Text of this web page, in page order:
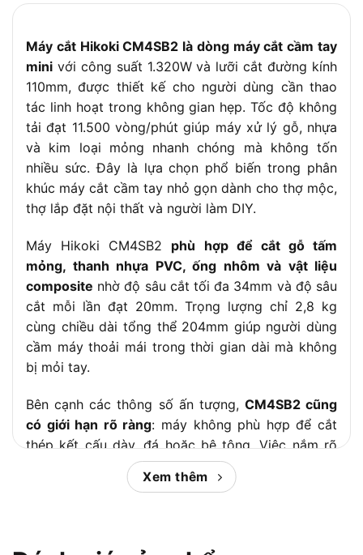
Máy cắt Hikoki CM4SB2 là dòng máy cắt cầm tay
mini với công suất 1.320W và lưỡi cắt đường kính
110mm, được thiết kế cho người dùng cần thao
tác linh hoạt trong không gian hẹp. Tốc độ không
tải đạt 11.500 vòng/phút giúp máy xử lý gỗ, nhựa
và kim loại mỏng nhanh chóng mà không tốn
nhiều sức. Đây là lựa chọn phổ biến trong phân
khúc máy cắt cầm tay nhỏ gọn dành cho thợ mộc,
thợ lắp đặt nội thất và người làm DIY.
Máy Hikoki CM4SB2 phù hợp để cắt gỗ tấm
mỏng, thanh nhựa PVC, ống nhôm và vật liệu
composite nhờ độ sâu cắt tối đa 34mm và độ sâu
cắt mỗi lần đạt 20mm. Trọng lượng chỉ 2,8 kg
cùng chiều dài tổng thể 204mm giúp người dùng
cầm máy thoải mái trong thời gian dài mà không
bị mỏi tay.
Bên cạnh các thông số ấn tượng, CM4SB2 cũng
có giới hạn rõ ràng: máy không phù hợp để cắt
thép kết cấu dày, đá hoặc bê tông. Việc nắm rõ
phạm vi ứng dụng và chu kỳ bảo dưỡng chổi than
sẽ giúp người dùng khai thác tối đa tuổi thọ máy
gồm các thông số, công suất.
Xem thêm